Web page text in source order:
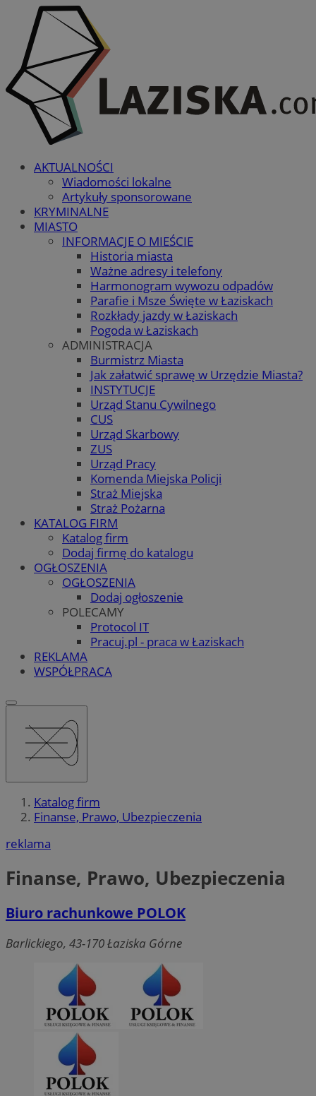
AKTUALNOŚCI
Wiadomości lokalne
Artykuły sponsorowane
KRYMINALNE
MIASTO
INFORMACJE O MIEŚCIE
Historia miasta
Ważne adresy i telefony
Harmonogram wywozu odpadów
Parafie i Msze Święte w Łaziskach
Rozkłady jazdy w Łaziskach
Pogoda w Łaziskach
ADMINISTRACJA
Burmistrz Miasta
Jak załatwić sprawę w Urzędzie Miasta?
INSTYTUCJE
Urząd Stanu Cywilnego
CUS
Urząd Skarbowy
ZUS
Urząd Pracy
Komenda Miejska Policji
Straż Miejska
Straż Pożarna
KATALOG FIRM
Katalog firm
Dodaj firmę do katalogu
OGŁOSZENIA
OGŁOSZENIA
Dodaj ogłoszenie
POLECAMY
Protocol IT
Pracuj.pl - praca w Łaziskach
REKLAMA
WSPÓŁPRACA
Katalog firm
Finanse, Prawo, Ubezpieczenia
reklama
Finanse, Prawo, Ubezpieczenia
Biuro rachunkowe POLOK
Barlickiego, 43-170 Łaziska Górne